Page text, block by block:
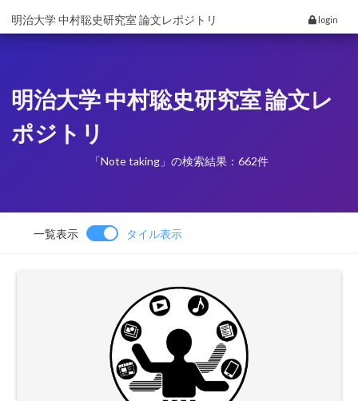
明治大学 中村聡史研究室 論文レポジトリ login
明治大学 中村聡史研究室 論文レ
ポジトリ
「Note taking」の検索結果：662件
一覧表示 タイル表示